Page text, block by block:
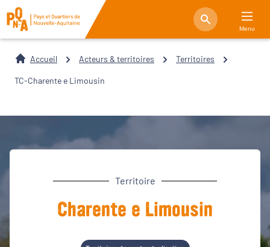
Menu
Accueil Acteurs & territoires Territoires
TC-Charente e Limousin
Territoire
Charente e Limousin